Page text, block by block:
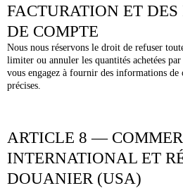
FACTURATION ET
DE COMPTE
Nous nous réservons le droit de refuser
limiter ou annuler les quantités achetées
vous engagez à fournir des informations de
précises.
ARTICLE 8 —
INTERNATIONAL ET
DOUANIER (USA)